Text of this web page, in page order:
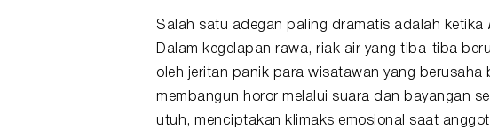
Salah satu adegan paling dramatis adalah ketika
Dalam kegelapan rawa, riak air yang tiba-tiba
oleh jeritan panik para wisatawan yang berusaha
membangun horor melalui suara dan bayangan
utuh, menciptakan klimaks emosional saat